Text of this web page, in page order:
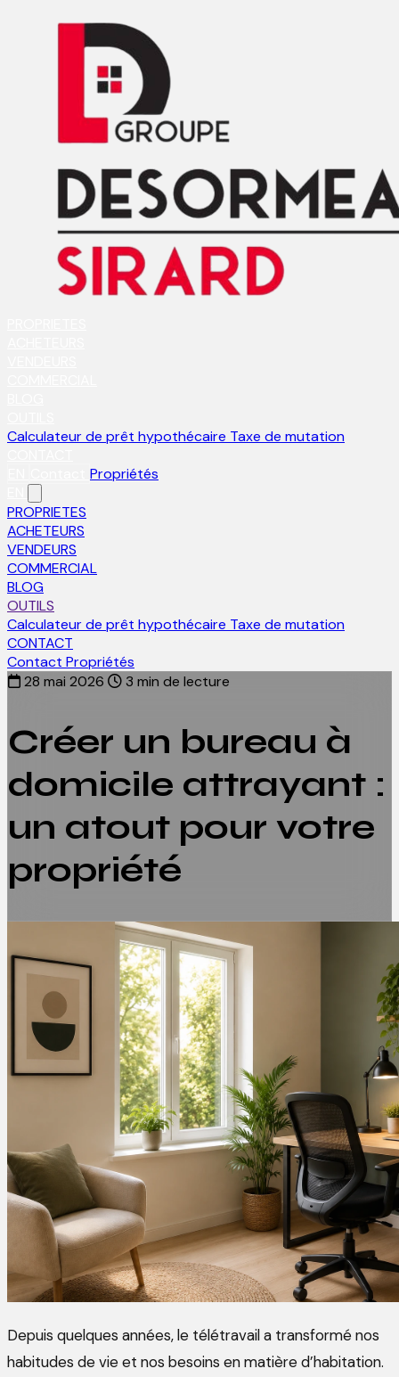
Calculateur de prêt hypothécaire Taxe de mutation
Propriétés
PROPRIETES
ACHETEURS
VENDEURS
COMMERCIAL
BLOG
OUTILS
Calculateur de prêt hypothécaire Taxe de mutation
CONTACT
Contact Propriétés
28 mai 2026
3 min de lecture
Créer un bureau à
domicile attrayant :
un atout pour votre
propriété
Depuis quelques années, le télétravail a transformé nos
habitudes de vie et nos besoins en matière d’habitation.